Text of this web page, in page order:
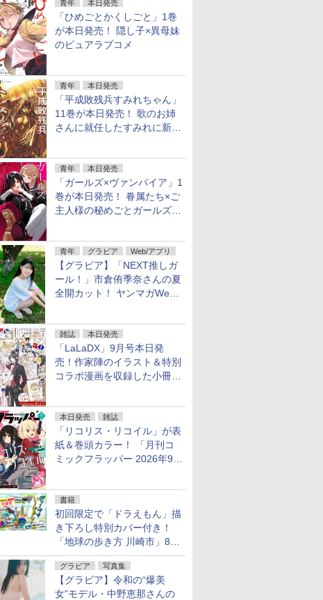
青年 本日発売
「ひめごとかくしごと」1巻
が本日発売！ 隠し子×異母妹
のピュアラブコメ
青年 本日発売
「平成敗残兵すみれちゃん」
11巻が本日発売！ 歌のお姉
さんに就任したすみれに新た
青年 本日発売
「ガールズ×ヴァンパイア」1
巻が本日発売！ 眷属たち×ご
主人様の秘めごとガールズラ
青年 グラビア Web/アプリ
【グラビア】「NEXT推しガ
ール！」市倉侑季奈さんの夏
全開カット！ ヤンマガWeb
雑誌 本日発売
「LaLaDX」9月号本日発
売！作家陣のイラスト＆特別
コラボ漫画を収録した小冊子
本日発売 雑誌
「リコリス・リコイル」が表
紙＆巻頭カラー！ 「月刊コ
ミックフラッパー 2026年9月
書籍
初回限定で「ドラえもん」描
き下ろし特別カバー付き！
「地球の歩き方 川崎市」8月
6日発売。川崎全7区の魅力を
詰め込んだ旅辞典
グラビア 写真集
【グラビア】令和の“爆美
女”モデル・中野恵那さんの